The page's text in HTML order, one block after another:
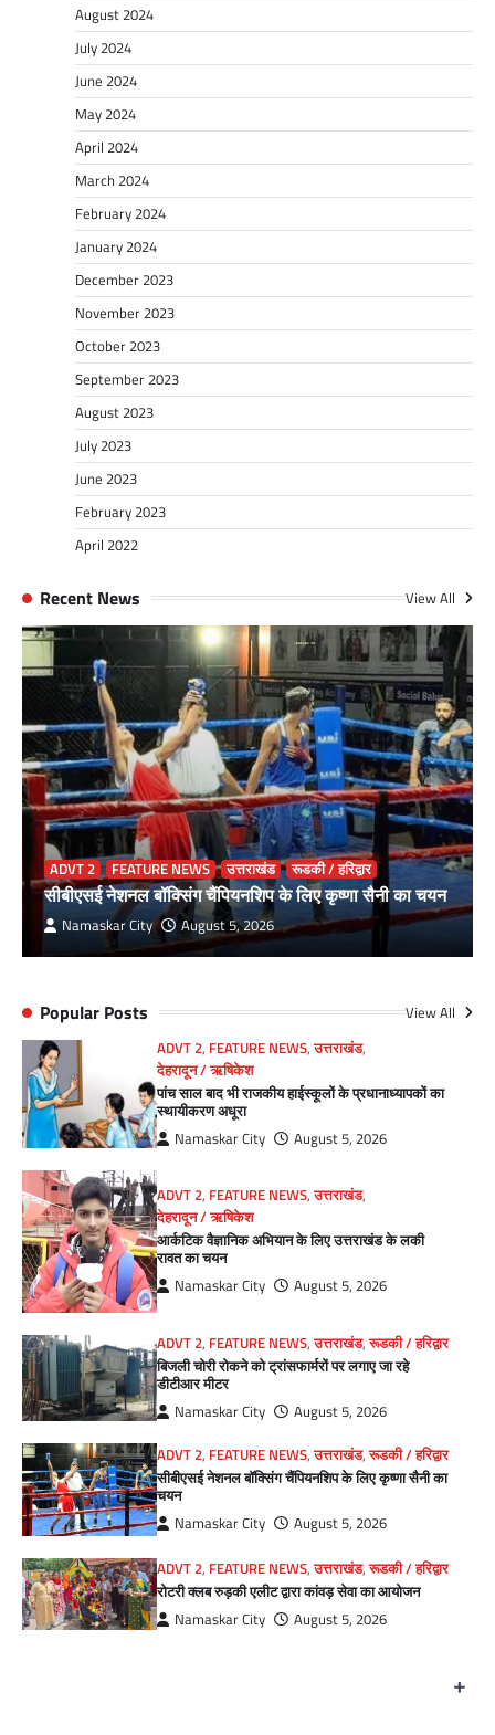
August 2024
July 2024
June 2024
May 2024
April 2024
March 2024
February 2024
January 2024
December 2023
November 2023
October 2023
September 2023
August 2023
July 2023
June 2023
February 2023
April 2022
Recent News View All
ADVT 2 FEATURE NEWS उत्तराखंड रूडकी / हरिद्वार
सीबीएसई नेशनल बॉक्सिंग चैंपियनशिप के लिए कृष्णा सैनी का चयन
Namaskar City August 5, 2026
Popular Posts View All
ADVT 2, FEATURE NEWS,उत्तराखंड,
देहरादून / ऋषिकेश
पांच साल बाद भी राजकीय हाईस्कूलों के प्रधानाध्यापकों का
स्थायीकरण अधूरा
Namaskar City August 5, 2026
ADVT 2, FEATURE NEWS,उत्तराखंड,
देहरादून / ऋषिकेश
आर्कटिक वैज्ञानिक अभियान के लिए उत्तराखंड के लकी
रावत का चयन
Namaskar City August 5, 2026
ADVT 2, FEATURE NEWS,उत्तराखंड,रूडकी / हरिद्वार
बिजली चोरी रोकने को ट्रांसफार्मरों पर लगाए जा रहे
डीटीआर मीटर
Namaskar City August 5, 2026
ADVT 2, FEATURE NEWS,उत्तराखंड,रूडकी / हरिद्वार
सीबीएसई नेशनल बॉक्सिंग चैंपियनशिप के लिए कृष्णा सैनी का
चयन
Namaskar City August 5, 2026
ADVT 2, FEATURE NEWS,उत्तराखंड,रूडकी / हरिद्वार
रोटरी क्लब रुड़की एलीट द्वारा कांवड़ सेवा का आयोजन
Namaskar City August 5, 2026
+